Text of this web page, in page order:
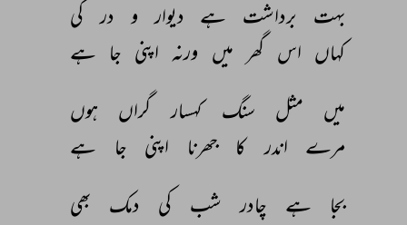
بہت
برداشت ہے دیوار و در کی
کہاں اس گھر میں ورنہ اپنی جا ہے
میں
مثل سنگ کہسار گراں
ہوں
مرے
اندر کا جھرنا اپنی جا
ہے
بجا
ہے چادر شب کی دمک
بھی